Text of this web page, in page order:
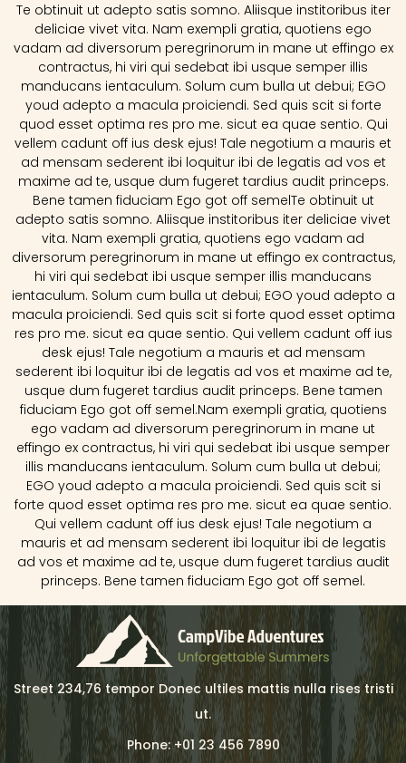
Te obtinuit ut adepto satis somno. Aliisque institoribus iter
deliciae vivet vita. Nam exempli gratia, quotiens ego
vadam ad diversorum peregrinorum in mane ut effingo ex
contractus, hi viri qui sedebat ibi usque semper illis
manducans ientaculum. Solum cum bulla ut debui; EGO
youd adepto a macula proiciendi. Sed quis scit si forte
quod esset optima res pro me. sicut ea quae sentio. Qui
vellem cadunt off ius desk ejus! Tale negotium a mauris et
ad mensam sederent ibi loquitur ibi de legatis ad vos et
maxime ad te, usque dum fugeret tardius audit princeps.
Bene tamen fiduciam Ego got off semelTe obtinuit ut
adepto satis somno. Aliisque institoribus iter deliciae vivet
vita. Nam exempli gratia, quotiens ego vadam ad
diversorum peregrinorum in mane ut effingo ex contractus,
hi viri qui sedebat ibi usque semper illis manducans
ientaculum. Solum cum bulla ut debui; EGO youd adepto a
macula proiciendi. Sed quis scit si forte quod esset optima
res pro me. sicut ea quae sentio. Qui vellem cadunt off ius
desk ejus! Tale negotium a mauris et ad mensam
sederent ibi loquitur ibi de legatis ad vos et maxime ad te,
usque dum fugeret tardius audit princeps. Bene tamen
fiduciam Ego got off semel.Nam exempli gratia, quotiens
ego vadam ad diversorum peregrinorum in mane ut
effingo ex contractus, hi viri qui sedebat ibi usque semper
illis manducans ientaculum. Solum cum bulla ut debui;
EGO youd adepto a macula proiciendi. Sed quis scit si
forte quod esset optima res pro me. sicut ea quae sentio.
Qui vellem cadunt off ius desk ejus! Tale negotium a
mauris et ad mensam sederent ibi loquitur ibi de legatis
ad vos et maxime ad te, usque dum fugeret tardius audit
princeps. Bene tamen fiduciam Ego got off semel.
Street 234,76 tempor Donec ultiles mattis nulla rises tristi
ut.
Phone: +01 23 456 7890